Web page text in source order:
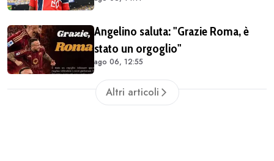
vogliono"
Angelino saluta: "Grazie Roma, è
stato un orgoglio"
ago 06, 12:55
Altri articoli